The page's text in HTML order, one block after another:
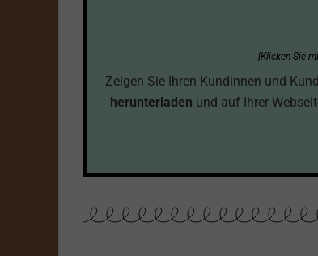
[Klicken Sie
Zeigen Sie Ihren Kundinnen und
herunterladen und auf Ihrer